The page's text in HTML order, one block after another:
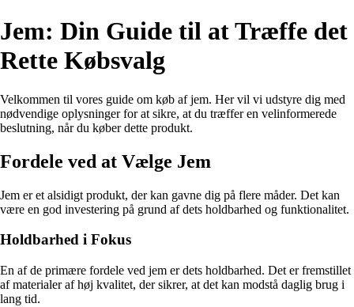
Jem: Din Guide til at Træffe det
Rette Købsvalg
Velkommen til vores guide om køb af jem. Her vil vi udstyre dig med
nødvendige oplysninger for at sikre, at du træffer en velinformerede
beslutning, når du køber dette produkt.
Fordele ved at Vælge Jem
Jem er et alsidigt produkt, der kan gavne dig på flere måder. Det kan
være en god investering på grund af dets holdbarhed og funktionalitet.
Holdbarhed i Fokus
En af de primære fordele ved jem er dets holdbarhed. Det er fremstillet
af materialer af høj kvalitet, der sikrer, at det kan modstå daglig brug i
lang tid.